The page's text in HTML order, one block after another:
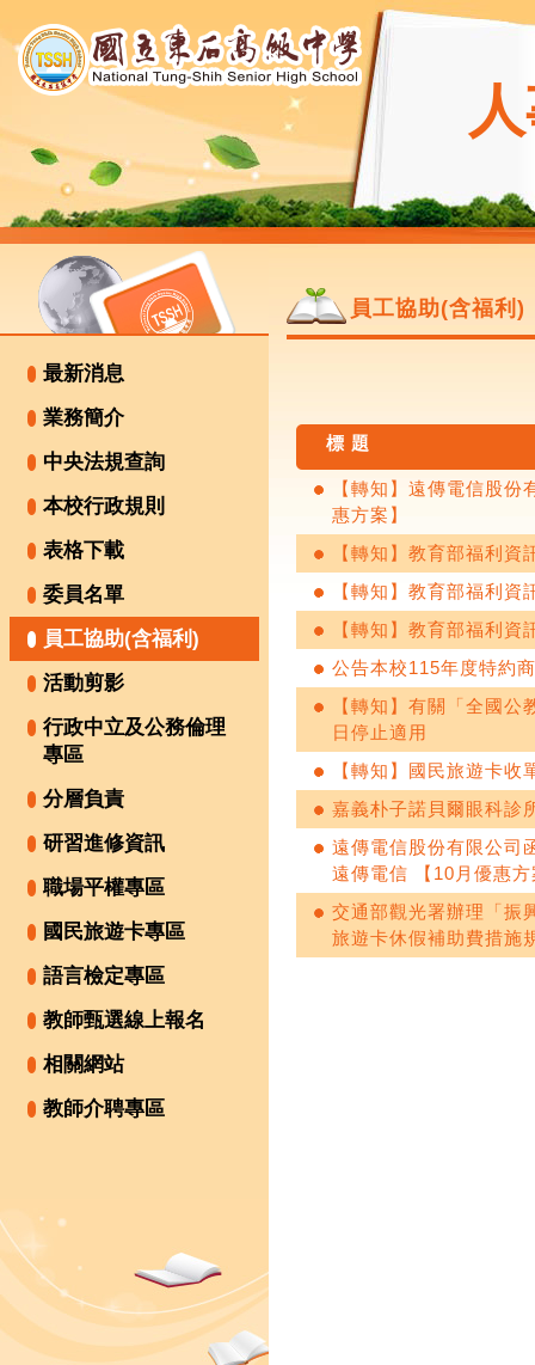
最新消息
業務簡介
中央法規查詢
本校行政規則
表格下載
委員名單
員工協助(含福利)
活動剪影
行政中立及公務倫理
專區
分層負責
研習進修資訊
職場平權專區
國民旅遊卡專區
語言檢定專區
教師甄選線上報名
相關網站
教師介聘專區
員工協助(含福利)
標 題
【轉知】遠傳電信股
惠方案】
【轉知】教育部福利
【轉知】教育部福利
【轉知】教育部福利
公告本校115年度特約
【轉知】有關「全國
日停止適用
【轉知】國民旅遊卡
嘉義朴子諾貝爾眼科診
遠傳電信股份有限公司
遠傳電信 【10月優惠
交通部觀光署辦理「振
旅遊卡休假補助費措施